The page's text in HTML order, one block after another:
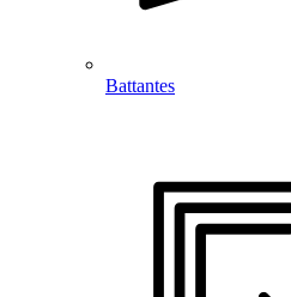
Battantes